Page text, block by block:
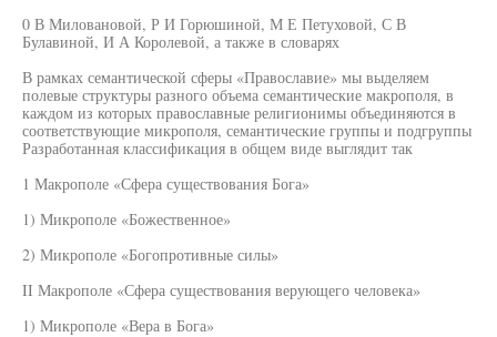
0 В Миловановой, Р И Горюшиной, М Е Петуховой, С В
Булавиной, И А Королевой, а также в словарях
В рамках семантической сферы «Православие» мы выделяем
полевые структуры разного объема семантические макрополя, в
каждом из которых православные религионимы объединяются в
соответствующие микрополя, семантические группы и подгруппы
Разработанная классификация в общем виде выглядит так
1 Макрополе «Сфера существования Бога»
1) Микрополе «Божественное»
2) Микрополе «Богопротивные силы»
II Макрополе «Сфера существования верующего человека»
1) Микрополе «Вера в Бога»